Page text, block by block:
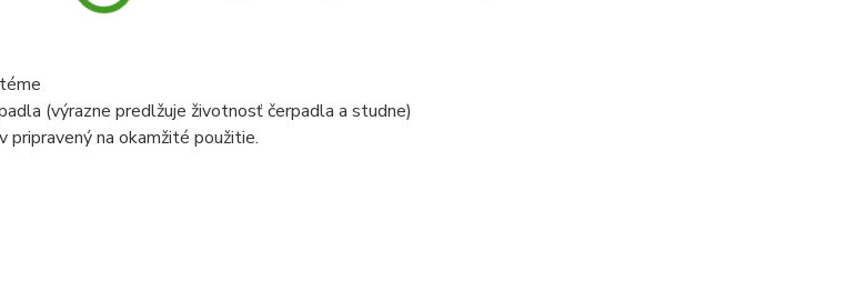
(výrazne predlžuje životnosť čerpadla a studne)
pripravený na okamžité použitie.